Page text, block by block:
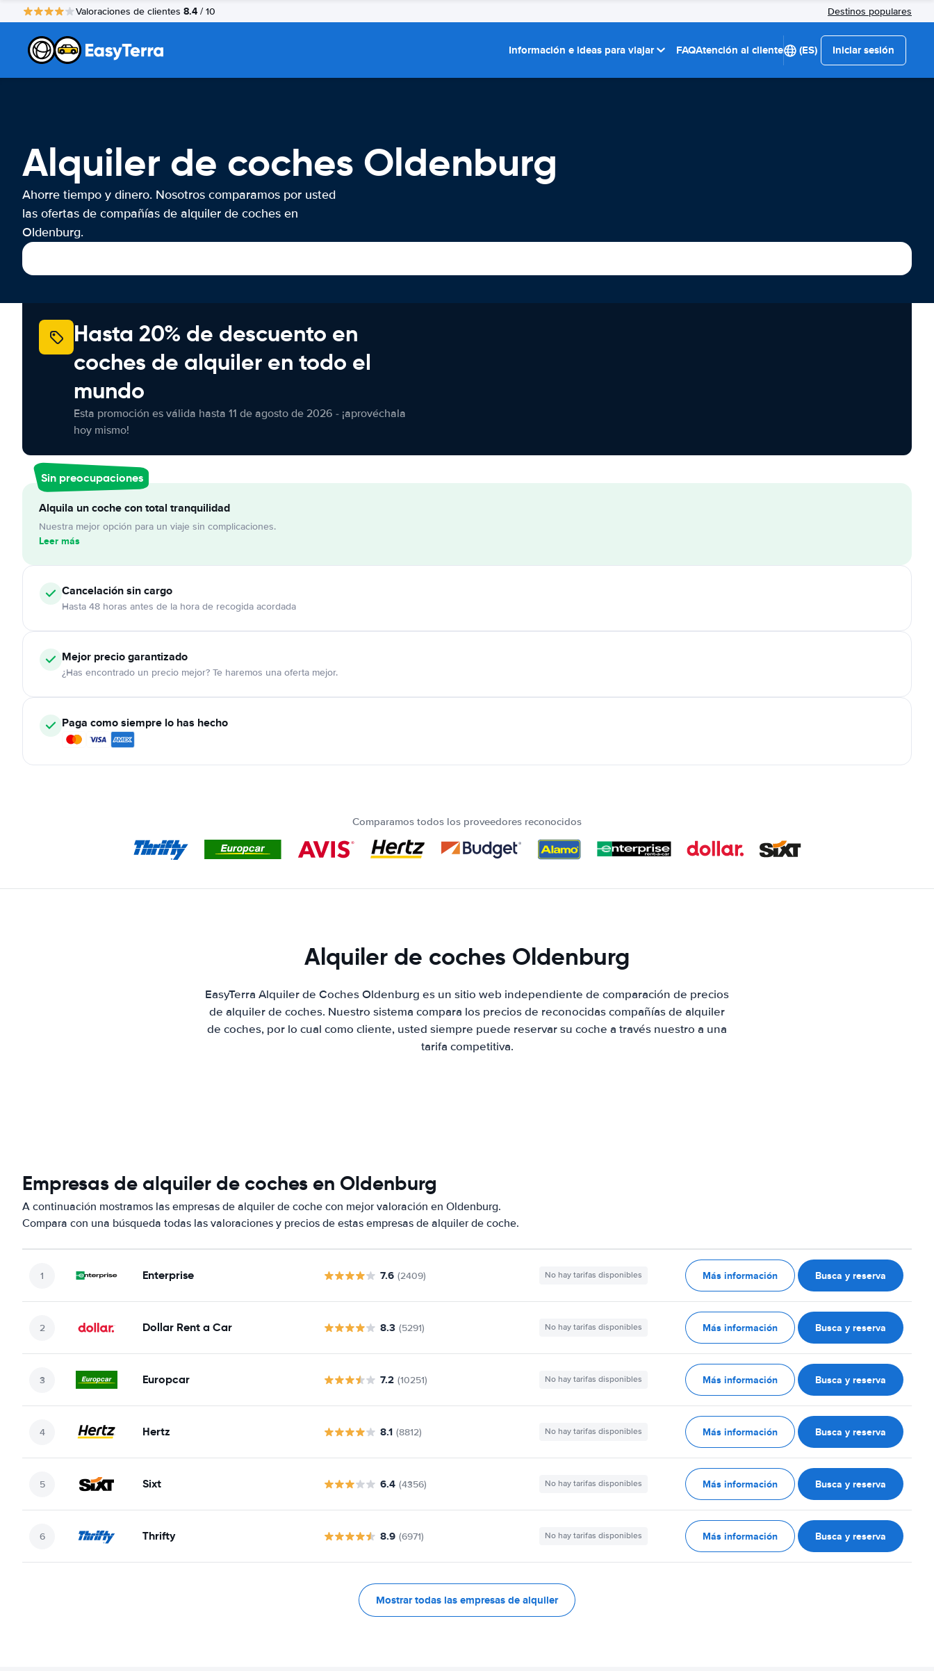
Valoraciones de clientes 8.4 / 10 Destinos populares
Información e ideas para viajar FAQAtención al cliente (ES) Iniciar sesión
Alquiler de coches Oldenburg
Ahorre tiempo y dinero. Nosotros comparamos por usted
las ofertas de compañías de alquiler de coches en
Oldenburg.
Hasta 20% de descuento en
coches de alquiler en todo el
mundo
Esta promoción es válida hasta 11 de agosto de 2026 - ¡aprovéchala
hoy mismo!
Sin preocupaciones
Alquila un coche con total tranquilidad
Nuestra mejor opción para un viaje sin complicaciones.
Leer más
Cancelaciónsin cargo
Hasta 48 horas antes de la hora de recogida acordada
Mejor precio garantizado
¿Has encontrado un precio mejor? Te haremos una oferta mejor.
Paga como siempre lo has hecho
Comparamos todos los proveedores reconocidos
Alquiler de coches Oldenburg
EasyTerra Alquiler de Coches Oldenburg es un sitio web independiente de comparación de precios
de alquiler de coches. Nuestro sistema compara los precios de reconocidas compañías de alquiler
de coches, por lo cual como cliente, usted siempre puede reservar su coche a través nuestro a una
tarifa competitiva.
Empresas de alquiler de coches en Oldenburg
A continuación mostramos las empresas de alquiler de coche con mejor valoración en Oldenburg.
Compara con una búsqueda todas las valoraciones y precios de estas empresas de alquiler de coche.
Enterprise 7.6 (2409) No hay tarifas disponibles Más información Busca y reserva
Dollar Rent a Car 8.3 (5291) No hay tarifas disponibles Más información Busca y reserva
Europcar 7.2 (10251) No hay tarifas disponibles Más información Busca y reserva
Hertz 8.1 (8812) No hay tarifas disponibles Más información Busca y reserva
Sixt 6.4 (4356) No hay tarifas disponibles Más información Busca y reserva
Thrifty 8.9 (6971) No hay tarifas disponibles Más información Busca y reserva
Mostrar todas las empresas de alquiler